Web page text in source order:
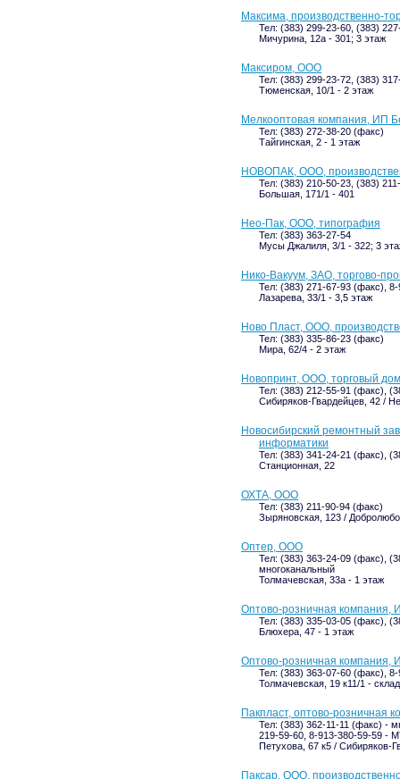
Максима, производственно-
Тел: (383) 299-23-60, (383)
Мичурина, 12а - 301; 3 этаж
Максиром, ООО
Тел: (383) 299-23-72, (383)
Тюменская, 10/1 - 2 этаж
Мелкооптовая компания, ИП
Тел: (383) 272-38-20 (факс)
Тайгинская, 2 - 1 этаж
НОВОПАК, ООО,
Тел: (383) 210-50-23, (383)
Большая, 171/1 - 401
Нео-Пак, ООО, типография
Тел: (383) 363-27-54
Мусы Джалиля, 3/1 - 322; 3
Нико-Вакуум, ЗАО, торгово-
Тел: (383) 271-67-93 (факс),
Лазарева, 33/1 - 3,5 этаж
Ново Пласт, ООО,
Тел: (383) 335-86-23 (факс)
Мира, 62/4 - 2 этаж
Новопринт, ООО, торговый дом
Тел: (383) 212-55-91 (факс),
Сибиряков-Гвардейцев, 42 /
Новосибирский ремонтный
информатики
Тел: (383) 341-24-21 (факс),
Станционная, 22
ОХТА, ООО
Тел: (383) 211-90-94 (факс)
Зыряновская, 123 /
Оптер, ООО
Тел: (383) 363-24-09 (факс),
многоканальный
Толмачевская, 33а - 1 этаж
Оптово-розничная компания,
Тел: (383) 335-03-05 (факс),
Блюхера, 47 - 1 этаж
Оптово-розничная компания,
Тел: (383) 363-07-60 (факс),
Толмачевская, 19 к11/1 -
Пакпласт, оптово-розничная
Тел: (383) 362-11-11 (факс) -
219-59-60, 8-913-380-59-59 -
Петухова, 67 к5 / Сибиряков-
Паксар, ООО,